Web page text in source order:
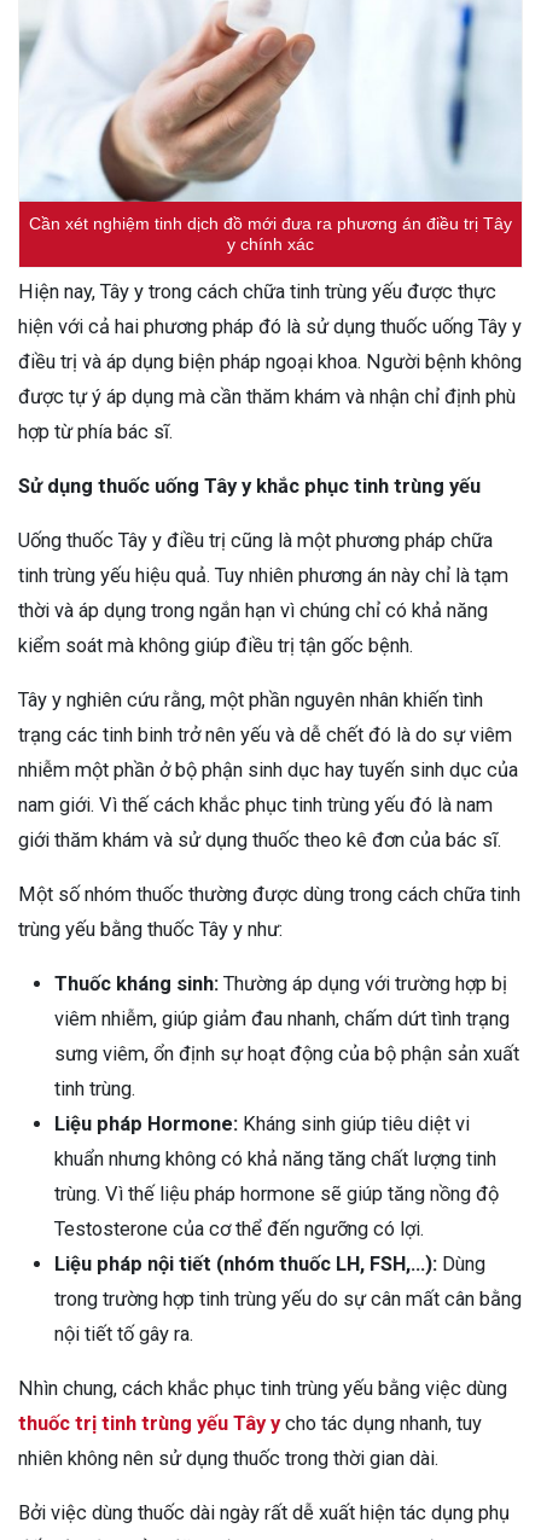
Cần xét nghiệm tinh dịch đồ mới đưa ra phương án điều trị Tây
y chính xác
Hiện nay, Tây y trong cách chữa tinh trùng yếu được thực
hiện với cả hai phương pháp đó là sử dụng thuốc uống Tây y
điều trị và áp dụng biện pháp ngoại khoa. Người bệnh không
được tự ý áp dụng mà cần thăm khám và nhận chỉ định phù
hợp từ phía bác sĩ.
Sử dụng thuốc uống Tây y khắc phục tinh trùng yếu
Uống thuốc Tây y điều trị cũng là một phương pháp chữa
tinh trùng yếu hiệu quả. Tuy nhiên phương án này chỉ là tạm
thời và áp dụng trong ngắn hạn vì chúng chỉ có khả năng
kiểm soát mà không giúp điều trị tận gốc bệnh.
Tây y nghiên cứu rằng, một phần nguyên nhân khiến tình
trạng các tinh binh trở nên yếu và dễ chết đó là do sự viêm
nhiễm một phần ở bộ phận sinh dục hay tuyến sinh dục của
nam giới. Vì thế cách khắc phục tinh trùng yếu đó là nam
giới thăm khám và sử dụng thuốc theo kê đơn của bác sĩ.
Một số nhóm thuốc thường được dùng trong cách chữa tinh
trùng yếu bằng thuốc Tây y như:
Thuốc kháng sinh: Thường áp dụng với trường hợp bị
viêm nhiễm, giúp giảm đau nhanh, chấm dứt tình trạng
sưng viêm, ổn định sự hoạt động của bộ phận sản xuất
tinh trùng.
Liệu pháp Hormone: Kháng sinh giúp tiêu diệt vi
khuẩn nhưng không có khả năng tăng chất lượng tinh
trùng. Vì thế liệu pháp hormone sẽ giúp tăng nồng độ
Testosterone của cơ thể đến ngưỡng có lợi.
Liệu pháp nội tiết (nhóm thuốc LH, FSH,…): Dùng
trong trường hợp tinh trùng yếu do sự cân mất cân bằng
nội tiết tố gây ra.
Nhìn chung, cách khắc phục tinh trùng yếu bằng việc dùng
thuốc trị tinh trùng yếu Tây ycho tác dụng nhanh, tuy
nhiên không nên sử dụng thuốc trong thời gian dài.
Bởi việc dùng thuốc dài ngày rất dễ xuất hiện tác dụng phụ